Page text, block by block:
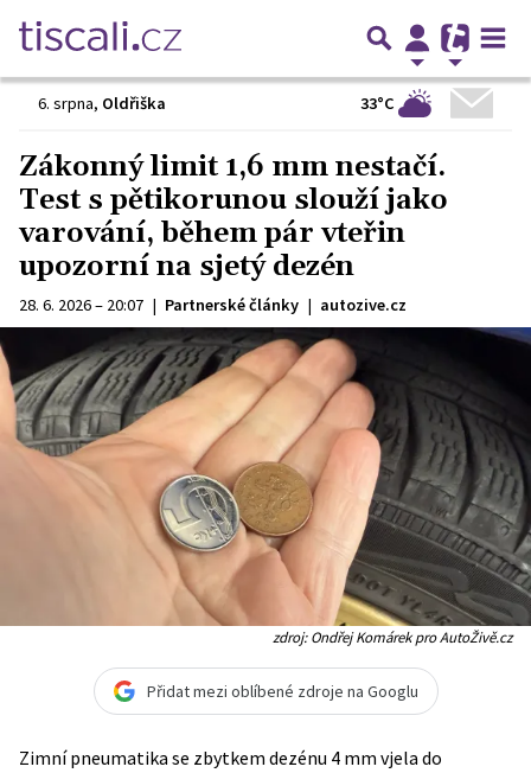
6. srpna, Oldřiška 33°C
Zákonný limit 1,6 mm nestačí.
Test s pětikorunou slouží jako
varování, během pár vteřin
upozorní na sjetý dezén
28. 6. 2026 – 20:07 | Partnerské články | autozive.cz
zdroj: Ondřej Komárek pro AutoŽivě.cz
Přidat mezi oblíbené zdroje na Googlu
Zimní pneumatika se zbytkem dezénu 4 mm vjela do